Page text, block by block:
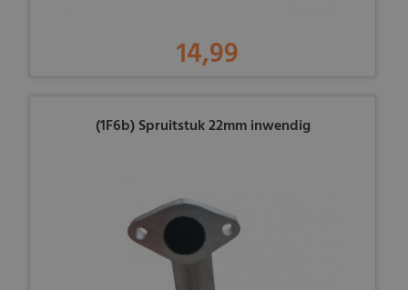
14,99
(1F6b) Spruitstuk 22mm inwendig